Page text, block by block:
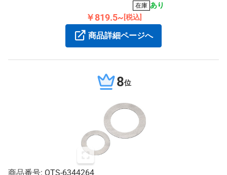
と内径8mm、外径12mmの仕様で、豊富なバリエーションから選
在庫 あり
￥819.5~ [税込]
商品詳細ページへ
8位
商品番号: OTS-6344264